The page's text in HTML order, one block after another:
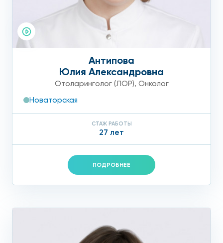
Антипова
Юлия Александровна
Отоларинголог (ЛОР), Онколог
Новаторская
СТАЖ РАБОТЫ
27 лет
ПОДРОБНЕЕ